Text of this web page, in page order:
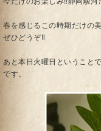
春を感じるこの時期だけの
ぜひどうぞ‼︎
あと本日火曜日ということ
です。